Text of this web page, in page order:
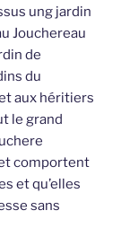
ung jardin
Jouchereau
de
du
aux héritiers
le grand
comportent
et qu’elles
sans